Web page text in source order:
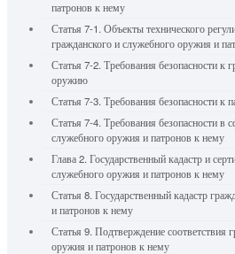
патронов к нему
Статья 7-1. Объекты технического
гражданского и служебного оружия и
Статья 7-2. Требования безопасности к
оружию
Статья 7-3. Требования безопасности к
Статья 7-4. Требования безопасности в
служебного оружия и патронов к нему
Глава 2. Государственный кадастр и
служебного оружия и патронов к нему
Статья 8. Государственный кадастр
и патронов к нему
Статья 9. Подтверждение соответствия
оружия и патронов к нему